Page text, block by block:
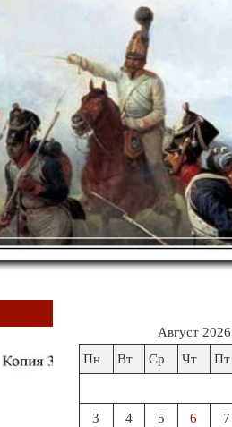
Август 2026
Пн
Вт Ср Чт Пт
3 4 5 6 7